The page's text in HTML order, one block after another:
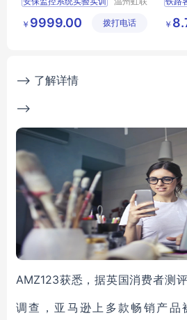
安保监控系统实验实训考核
有限公司
￥ 9999.00 拨打电话
票务
￥
--> 了解详情
-->
AMZ123获悉，据英国消费者测
调查，亚马逊上多款畅销产品